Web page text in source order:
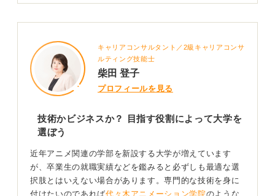
キャリアコンサルタント／2級キャリアコンサ
ルティング技能士
柴田 登子
プロフィールを見る
技術かビジネスか？ 目指す役割によって大学を
選ぼう
近年アニメ関連の学部を新設する大学が増えています
が、卒業生の就職実績などを鑑みると必ずしも最適な選
択肢とはいえない場合があります。専門的な技術を身に
付けたいのであれば代々木アニメーション学院のような